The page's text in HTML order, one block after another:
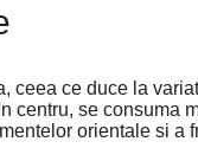
ceea ce duce la
centru, se consuma
orientale si a